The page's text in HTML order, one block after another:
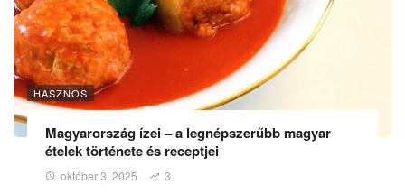
HASZNOS
Magyarország ízei – a legnépszerűbb magyar
ételek története és receptjei
október 3, 2025 3